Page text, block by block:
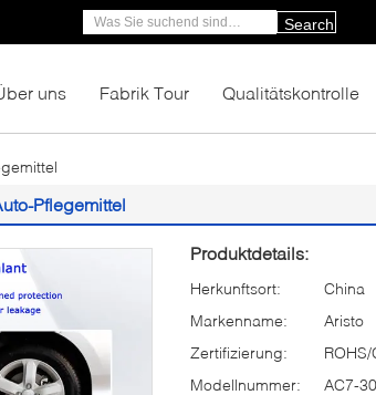
Search
uns Fabrik Tour Qualitätskontrolle
Pflegemittel
Produktdetails:
Herkunftsort:
China
Markenname:
Aristo
Zertifizierung:
ROHS/
Modellnummer:
AC7-